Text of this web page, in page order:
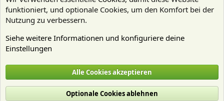
Cookies
Deutsch (Du)
Nutzungsbedingungen
Datenschutz Hilfe und Impressum
funktioniert, und optionale Cookies, um den Komfort bei der
Nutzung zu verbessern.
Siehe weitere Informationen und konfiguriere deine
Einstellungen
Alle Cookies akzeptieren
Optionale Cookies ablehnen